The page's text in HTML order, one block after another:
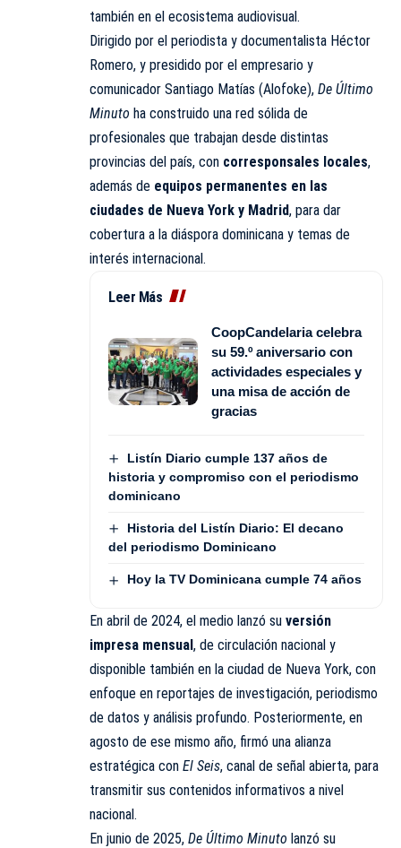
también en el ecosistema audiovisual.
Dirigido por el periodista y documentalista Héctor
Romero, y presidido por el empresario y
comunicador Santiago Matías (Alofoke), De Último
Minuto ha construido una red sólida de
profesionales que trabajan desde distintas
provincias del país, con corresponsales locales,
además de equipos permanentes en las
ciudades de Nueva York y Madrid, para dar
cobertura a la diáspora dominicana y temas de
interés internacional.
Leer Más
CoopCandelaria celebra
su 59.º aniversario con
actividades especiales y
una misa de acción de
gracias
Listín Diario cumple 137 años de
historia y compromiso con el periodismo
dominicano
Historia del Listín Diario: El decano
del periodismo Dominicano
Hoy la TV Dominicana cumple 74 años
En abril de 2024, el medio lanzó su versión
impresa mensual, de circulación nacional y
disponible también en la ciudad de Nueva York, con
enfoque en reportajes de investigación, periodismo
de datos y análisis profundo. Posteriormente, en
agosto de ese mismo año, firmó una alianza
estratégica con El Seis, canal de señal abierta, para
transmitir sus contenidos informativos a nivel
nacional.
En junio de 2025, De Último Minuto lanzó su